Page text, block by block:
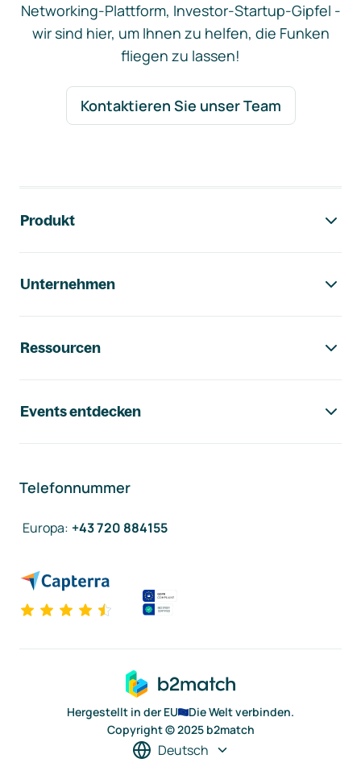
Networking-Plattform, Investor-Startup-Gipfel -
wir sind hier, um Ihnen zu helfen, die Funken
fliegen zu lassen!
Kontaktieren Sie unser Team
Produkt
Unternehmen
Ressourcen
Events entdecken
Telefonnummer
Europa: +43 720 884155
Hergestellt in der EU
Die Welt verbinden.
Copyright © 2025 b2match
Deutsch